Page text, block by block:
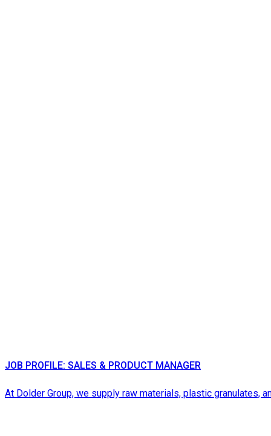
JOB PROFILE: SALES & PRODUCT MANAGER
At Dolder Group, we supply raw materials, plastic granulates,